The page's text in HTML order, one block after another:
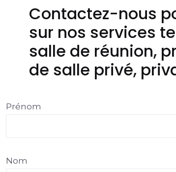
Contactez-nous
sur nos services
salle de réunion,
de salle privé,
Prénom
Nom